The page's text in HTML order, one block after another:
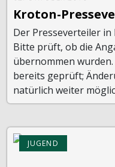
Kroton-
Der Presseverteiler
Bitte prüft, ob die
übernommen
bereits geprüft;
natürlich weiter
JUGEND